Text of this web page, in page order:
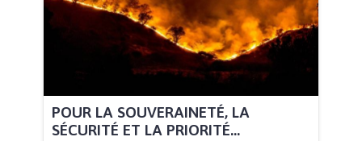
POUR LA SOUVERAINETÉ, LA
SÉCURITÉ ET LA PRIORITÉ...